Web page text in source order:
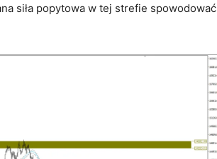
siła popytowa w tej strefie spowodować